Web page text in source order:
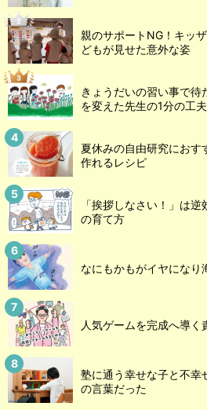
親のサポートNG！キッ
どもが見せた意外な姿
きょうだいの習い事で待
を変えた先生の1分の工夫
夏休みの自由研究におす
作れるレシピ
「挨拶しなさい！」は
の育て方
なにもかもがイヤになり
人気ゲームを完成へ導く
塾に通う幸せな子と不
の言葉だった